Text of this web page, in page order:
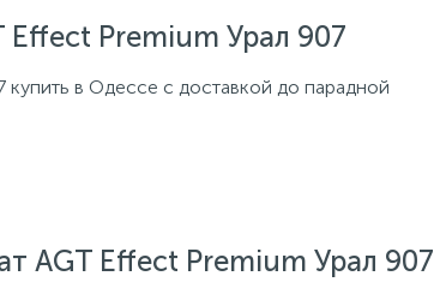
Premium Урал 907
в Одессе с доставкой до парадной
AGT Effect Premium Урал 907